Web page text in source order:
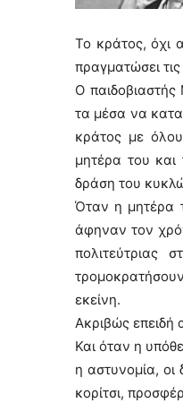
Το κράτος, όχι
πραγματώσει
Ο παιδοβιαστής
τα μέσα να
κράτος με
μητέρα του και
δράση του
Όταν η μητέρα
άφηναν τον
εκείνη.
Ακριβώς επειδή
Και όταν η
η αστυνομία,
κορίτσι,